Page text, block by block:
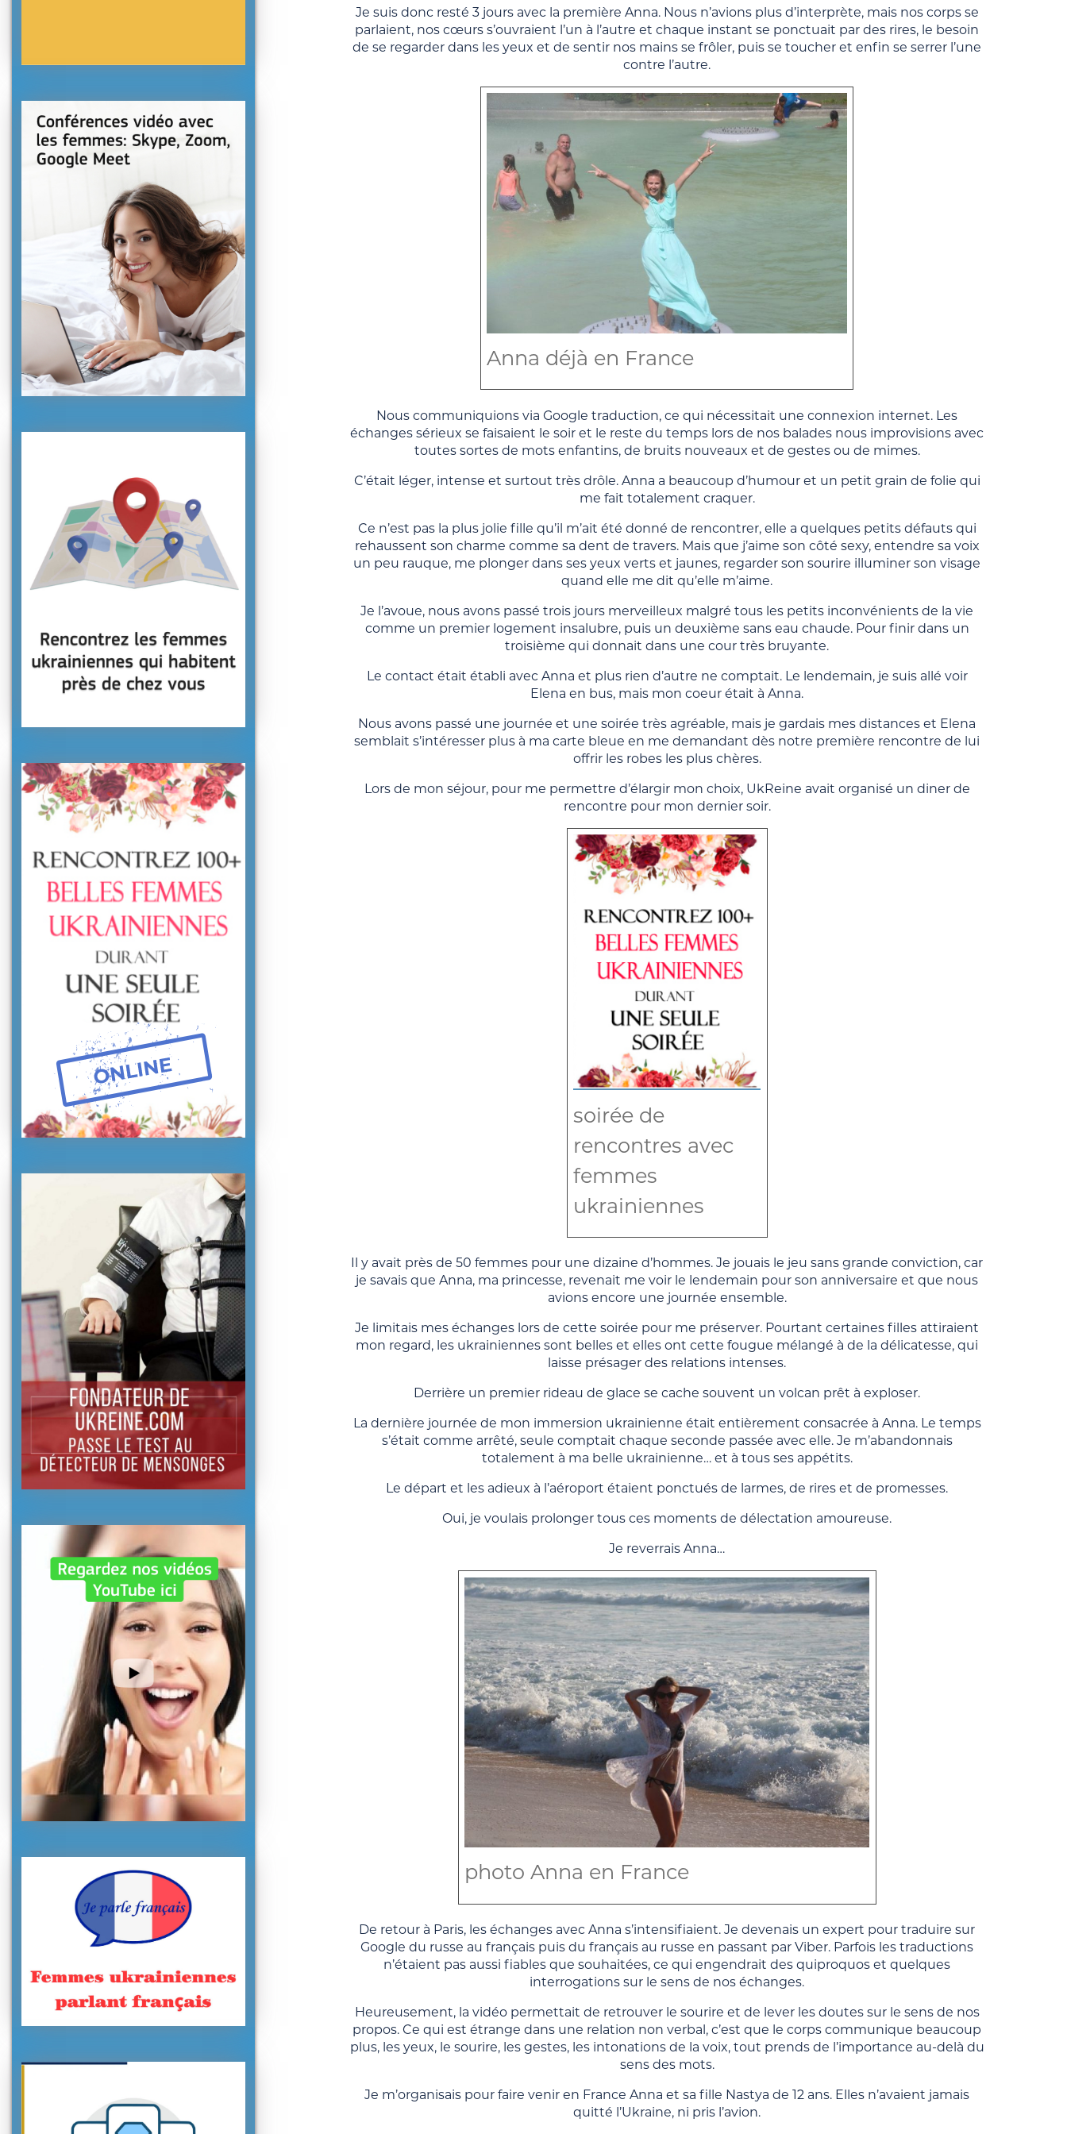
Je suis donc resté 3 jours avec la première Anna. Nous n’avions plus d’interprète, mais nos corps se
parlaient, nos cœurs s’ouvraient l’un à l’autre et chaque instant se ponctuait par des rires, le besoin
de se regarder dans les yeux et de sentir nos mains se frôler, puis se toucher et enfin se serrer l’une
contre l’autre.
Anna déjà en France
Nous communiquions via Google traduction, ce qui nécessitait une connexion internet. Les
échanges sérieux se faisaient le soir et le reste du temps lors de nos balades nous improvisions avec
toutes sortes de mots enfantins, de bruits nouveaux et de gestes ou de mimes.
C’était léger, intense et surtout très drôle. Anna a beaucoup d’humour et un petit grain de folie qui
me fait totalement craquer.
Ce n’est pas la plus jolie fille qu’il m’ait été donné de rencontrer, elle a quelques petits défauts qui
rehaussent son charme comme sa dent de travers. Mais que j’aime son côté sexy, entendre sa voix
un peu rauque, me plonger dans ses yeux verts et jaunes, regarder son sourire illuminer son visage
quand elle me dit qu’elle m’aime.
Je l’avoue, nous avons passé trois jours merveilleux malgré tous les petits inconvénients de la vie
comme un premier logement insalubre, puis un deuxième sans eau chaude. Pour finir dans un
troisième qui donnait dans une cour très bruyante.
Le contact était établi avec Anna et plus rien d’autre ne comptait. Le lendemain, je suis allé voir
Elena en bus, mais mon coeur était à Anna.
Nous avons passé une journée et une soirée très agréable, mais je gardais mes distances et Elena
semblait s’intéresser plus à ma carte bleue en me demandant dès notre première rencontre de lui
offrir les robes les plus chères.
Lors de mon séjour, pour me permettre d’élargir mon choix, UkReine avait organisé un diner de
rencontre pour mon dernier soir.
soirée de
rencontres avec
femmes
ukrainiennes
Il y avait près de 50 femmes pour une dizaine d’hommes. Je jouais le jeu sans grande conviction, car
je savais que Anna, ma princesse, revenait me voir le lendemain pour son anniversaire et que nous
avions encore une journée ensemble.
Je limitais mes échanges lors de cette soirée pour me préserver. Pourtant certaines filles attiraient
mon regard, les ukrainiennes sont belles et elles ont cette fougue mélangé à de la délicatesse, qui
laisse présager des relations intenses.
Derrière un premier rideau de glace se cache souvent un volcan prêt à exploser.
La dernière journée de mon immersion ukrainienne était entièrement consacrée à Anna. Le temps
s’était comme arrêté, seule comptait chaque seconde passée avec elle. Je m’abandonnais
totalement à ma belle ukrainienne… et à tous ses appétits.
Le départ et les adieux à l’aéroport étaient ponctués de larmes, de rires et de promesses.
Oui, je voulais prolonger tous ces moments de délectation amoureuse.
Je reverrais Anna…
photo Anna en France
De retour à Paris, les échanges avec Anna s’intensifiaient. Je devenais un expert pour traduire sur
Google du russe au français puis du français au russe en passant par Viber. Parfois les traductions
n’étaient pas aussi fiables que souhaitées, ce qui engendrait des quiproquos et quelques
interrogations sur le sens de nos échanges.
Heureusement, la vidéo permettait de retrouver le sourire et de lever les doutes sur le sens de nos
propos. Ce qui est étrange dans une relation non verbal, c’est que le corps communique beaucoup
plus, les yeux, le sourire, les gestes, les intonations de la voix, tout prends de l’importance au-delà du
sens des mots.
Je m’organisais pour faire venir en France Anna et sa fille Nastya de 12 ans. Elles n’avaient jamais
quitté l’Ukraine, ni pris l’avion.